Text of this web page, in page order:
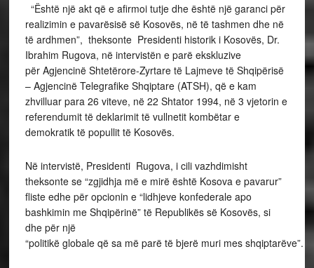
“Është një akt që e afirmoi tutje dhe është një garanci për
realizimin e pavarësisë së Kosovës, në të tashmen dhe në
të ardhmen”, theksonte Presidenti historik i Kosovës, Dr.
Ibrahim Rugova, në intervistën e parë ekskluzive
për Agjencinë Shtetërore-Zyrtare të Lajmeve të Shqipërisë
– Agjencinë Telegrafike Shqiptare (ATSH), që e kam
zhvilluar para 26 viteve, në 22 Shtator 1994, në 3 vjetorin e
referendumit të deklarimit të vullnetit kombëtar e
demokratik të popullit të Kosovës.
Në intervistë, Presidenti Rugova, i cili vazhdimisht
theksonte se “zgjidhja më e mirë është Kosova e pavarur”
fliste edhe për opcionin e “lidhjeve konfederale apo
bashkimin me Shqipërinë” të Republikës së Kosovës, si
dhe për një
“politikë globale që sa më parë të bjerë muri mes shqiptarëve”.